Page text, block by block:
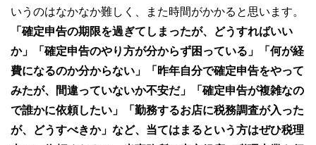
いうのはなかなか難しく、また時間がかかると思います。
「確定申告の期限を過ぎてしまったが、どうすればいい
か」「確定申告のやり方が分からず困っている」「何が経
費になるのか分からない」「昨年自分で確定申告をやって
みたが、間違っていないか不安だ」「確定申告が複雑なの
で誰かに依頼したい」「勤務するお店に税務調査が入った
が、どうすべきか」など、当てはまるという方はぜひ税理